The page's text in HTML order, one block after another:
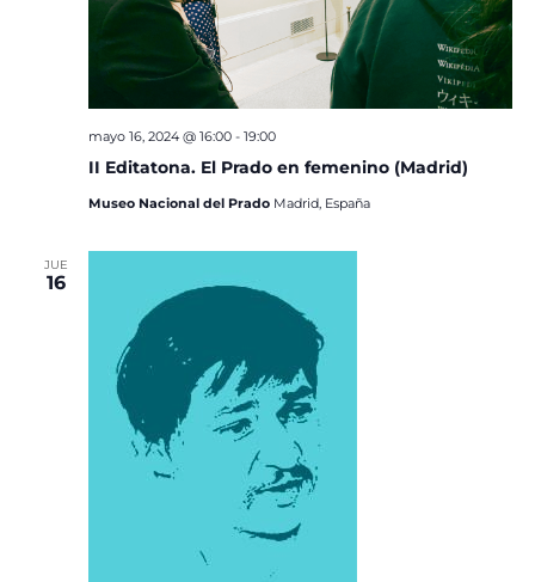
II Editatona. El Prado en femenino (Madrid)
mayo 16, 2024 @ 16:00- 19:00
Museo Nacional del Prado Madrid, España
JUE
16